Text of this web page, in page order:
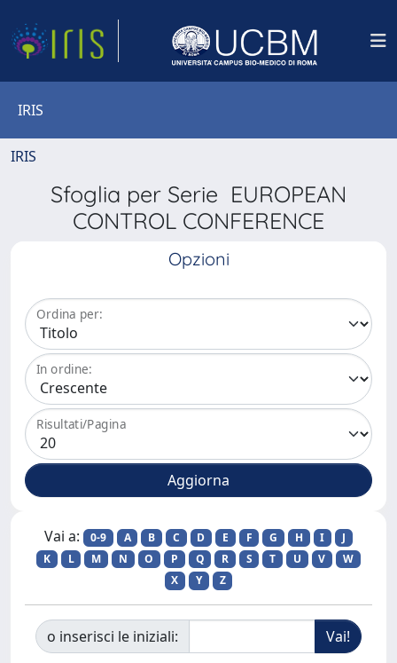
IRIS
IRIS
Sfoglia per Serie EUROPEAN
CONTROL CONFERENCE
Opzioni
Ordina per:
In ordine:
Risultati/Pagina
Vai a: 0-9 A B C D E F G H I
J
K
L M N O P Q R S T U V
W
X
Y Z
o inserisci le iniziali: